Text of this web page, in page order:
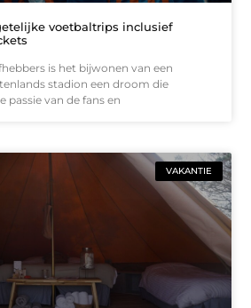
voetbaltrips inclusief
is het bijwonen van een
stadion een droom die
passie van de fans en
VAKANTIE